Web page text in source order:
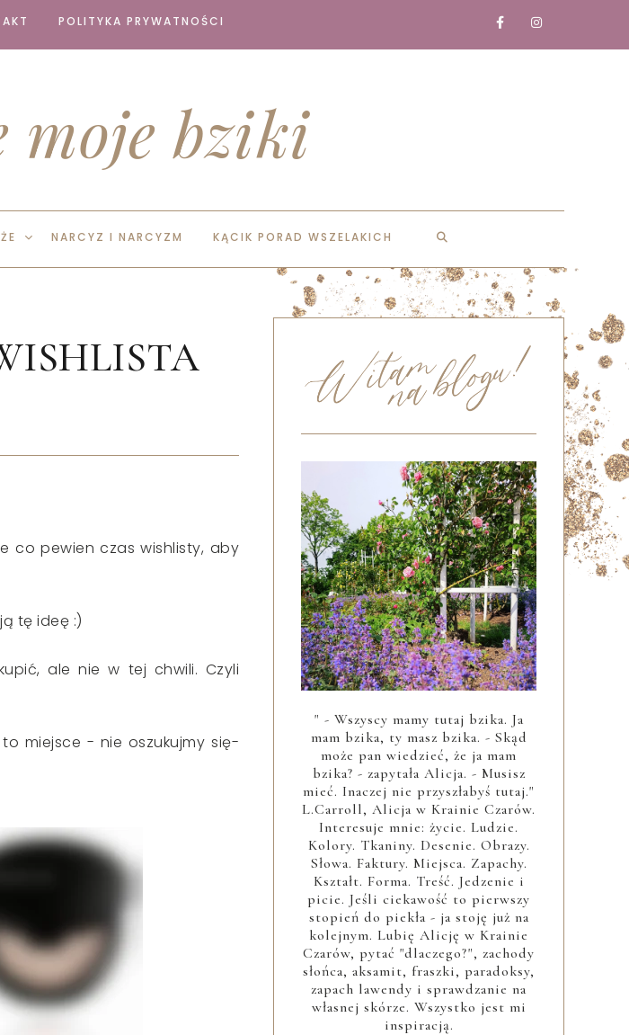
POLITYKA PRYWATNOŚCI
moje bziki
NARCYZ I NARCYZM KĄCIK PORAD WSZELAKICH
co pewien czas wishlisty, aby
tę ideę :)
ale nie w tej chwili. Czyli
miejsce - nie oszukujmy się-
" - Wszyscy mamy tutaj bzika. Ja
mam bzika, ty masz bzika. - Skąd
może pan wiedzieć, że ja mam
bzika? - zapytała Alicja. - Musisz
mieć. Inaczej nie przyszłabyś tutaj."
L.Carroll, Alicja w Krainie Czarów.
Interesuje mnie: życie. Ludzie.
Kolory. Tkaniny. Desenie. Obrazy.
Słowa. Faktury. Miejsca. Zapachy.
Kształt. Forma. Treść. Jedzenie i
picie. Jeśli ciekawość to pierwszy
stopień do piekła - ja stoję już na
kolejnym. Lubię Alicję w Krainie
Czarów, pytać "dlaczego?", zachody
słońca, aksamit, fraszki, paradoksy,
zapach lawendy i sprawdzanie na
własnej skórze. Wszystko jest mi
inspiracją.